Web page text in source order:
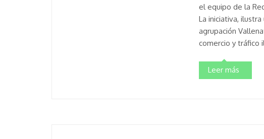
el equipo de la
La iniciativa,
agrupación
comercio y tráfico
Leer más